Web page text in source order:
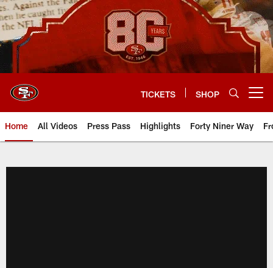
Skip
to
main
content
TICKETS SHOP
Home All Videos Press Pass Highlights Forty Niner Way